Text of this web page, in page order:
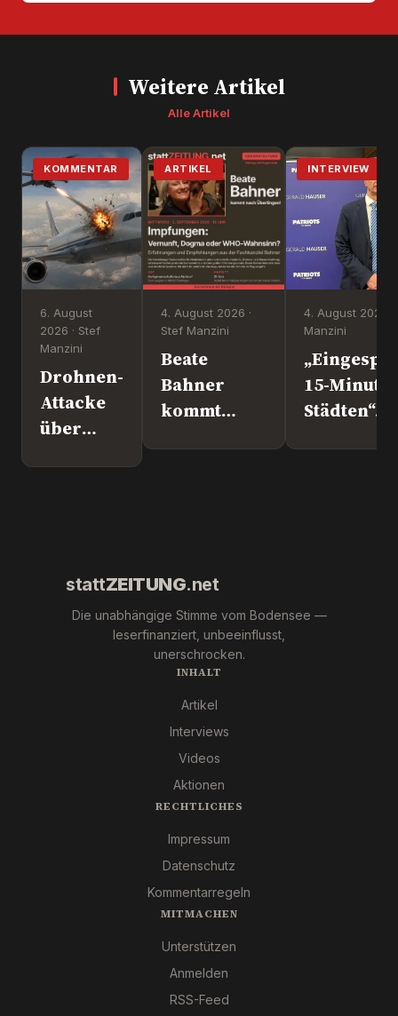
Weitere Artikel
Alle Artikel
KOMMENTAR
6. August
2026 · Stef
Manzini
Drohnen-
Attacke
über
ARTIKEL
4. August 2026 ·
Stef Manzini
Beate
Bahner
kommt
INTERVIEW
4. August 2026 ·
Manzini
15-
Städten“.
stattZEITUNG.net
Die unabhängige Stimme vom Bodensee —
leserfinanziert, unbeeinflusst,
unerschrocken.
INHALT
Artikel
Interviews
Videos
Aktionen
RECHTLICHES
Impressum
Datenschutz
Kommentarregeln
MITMACHEN
Unterstützen
Anmelden
RSS-Feed